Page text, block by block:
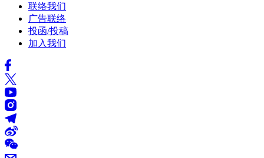
联络我们
广告联络
投函/投稿
加入我们